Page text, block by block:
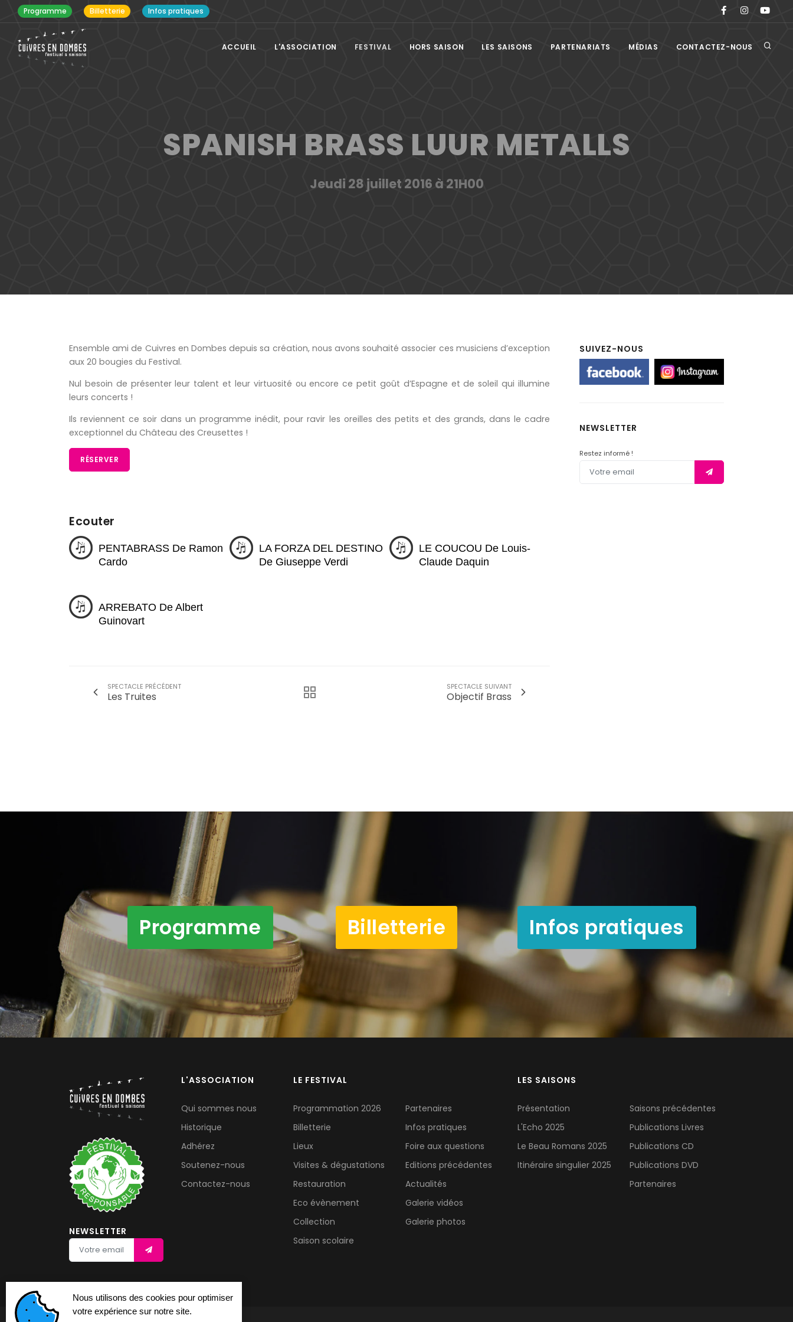
Nous utilisons des cookies pour optimiser
votre expérience sur notre site.
Programme Billetterie Infos pratiques
ACCUEIL L'ASSOCIATION FESTIVAL HORS SAISON LES SAISONS PARTENARIATS MÉDIAS CONTACTEZ-NOUS
SPANISH BRASS LUUR METALLS
Jeudi 28 juillet 2016 à 21H00
Ensemble ami de Cuivres en Dombes depuis sa création, nous avons souhaité associer ces musiciens d’exception
aux 20 bougies du Festival.
Nul besoin de présenter leur talent et leur virtuosité ou encore ce petit goût d’Espagne et de soleil qui illumine
leurs concerts !
Ils reviennent ce soir dans un programme inédit, pour ravir les oreilles des petits et des grands, dans le cadre
exceptionnel du Château des Creusettes !
RÉSERVER
Ecouter
PENTABRASS De Ramon
Cardo
LA FORZA DEL DESTINO
De Giuseppe Verdi
LE COUCOU De Louis-
Claude Daquin
ARREBATO De Albert
Guinovart
SPECTACLE PRÉCÉDENT
Les Truites
SPECTACLE SUIVANT
Objectif Brass
SUIVEZ-NOUS
NEWSLETTER
Restez informé !
Programme Billetterie Infos pratiques
NEWSLETTER
L'ASSOCIATION
Qui sommes nous
Historique
Adhérez
Soutenez-nous
Contactez-nous
LE FESTIVAL
Programmation 2026
Billetterie
Lieux
Visites & dégustations
Restauration
Eco évènement
Collection
Saison scolaire
Partenaires
Infos pratiques
Foire aux questions
Editions précédentes
Actualités
Galerie vidéos
Galerie photos
LES SAISONS
Présentation
L'Echo 2025
Le Beau Romans 2025
Itinéraire singulier 2025
Saisons précédentes
Publications Livres
Publications CD
Publications DVD
Partenaires